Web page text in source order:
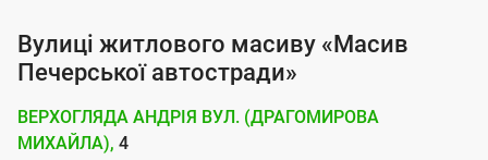
о
с
у
Вулиці житлового масиву «Масив
Печерської автостради»
ВЕРХОГЛЯДА АНДРІЯ ВУЛ. (ДРАГОМИРОВА
МИХАЙЛА), 4